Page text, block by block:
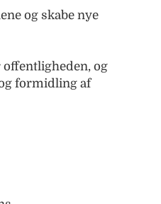
og skabe nye
og
formidling af